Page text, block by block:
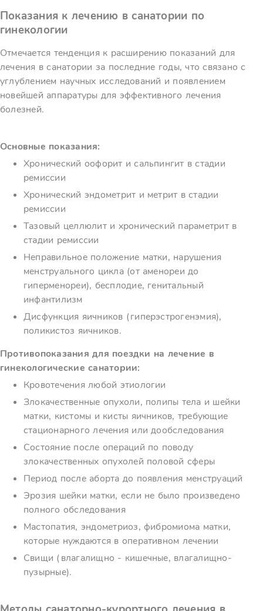
Показания к лечению в санатории по
гинекологии
Отмечается тенденция к расширению показаний для
лечения в санатории за последние годы, что связано с
углублением научных исследований и появлением
новейшей аппаратуры для эффективного лечения
болезней.
Основные показания:
Хронический оофорит и сальпингит в стадии
ремиссии
Хронический эндометрит и метрит в стадии
ремиссии
Тазовый целлюлит и хронический параметрит в
стадии ремиссии
Неправильное положение матки, нарушения
менструального цикла (от аменореи до
гиперменореи), бесплодие, генитальный
инфантилизм
Дисфункция яичников (гиперэстрогенэмия),
поликистоз яичников.
Противопоказания для поездки на лечение в
гинекологические санатории:
Кровотечения любой этиологии
Злокачественные опухоли, полипы тела и шейки
матки, кистомы и кисты яичников, требующие
стационарного лечения или дообследования
Состояние после операций по поводу
злокачественных опухолей половой сферы
Период после аборта до появления менструаций
Эрозия шейки матки, если не было произведено
полного обследования
Мастопатия, эндометриоз, фибромиома матки,
которые нуждаются в оперативном лечении
Свищи (влагалищно - кишечные, влагалищно-
пузырные).